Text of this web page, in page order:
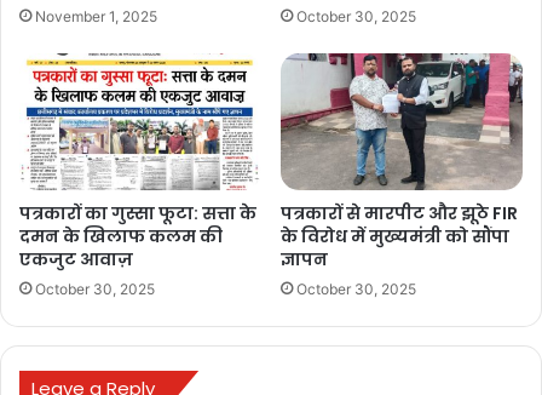
mahtari vandana yojana ke niyam
mahtari vandana yojana kya hai
mahtari vandana yojana online apply
mahtari vandana yojana online form kaise
bhare
छत्तीसगढ़ महतारी वंदन योजना
महतारी वंदन vs गृह लक्ष्मी योजना
November 1, 2025 October 30, 2025
पत्रकारों का गुस्सा फूटा: सत्ता के
दमन के खिलाफ कलम की
एकजुट आवाज़
October 30, 2025
पत्रकारों से मारपीट और झूठे FIR
के विरोध में मुख्यमंत्री को सौंपा
ज्ञापन
October 30, 2025
Leave a Reply